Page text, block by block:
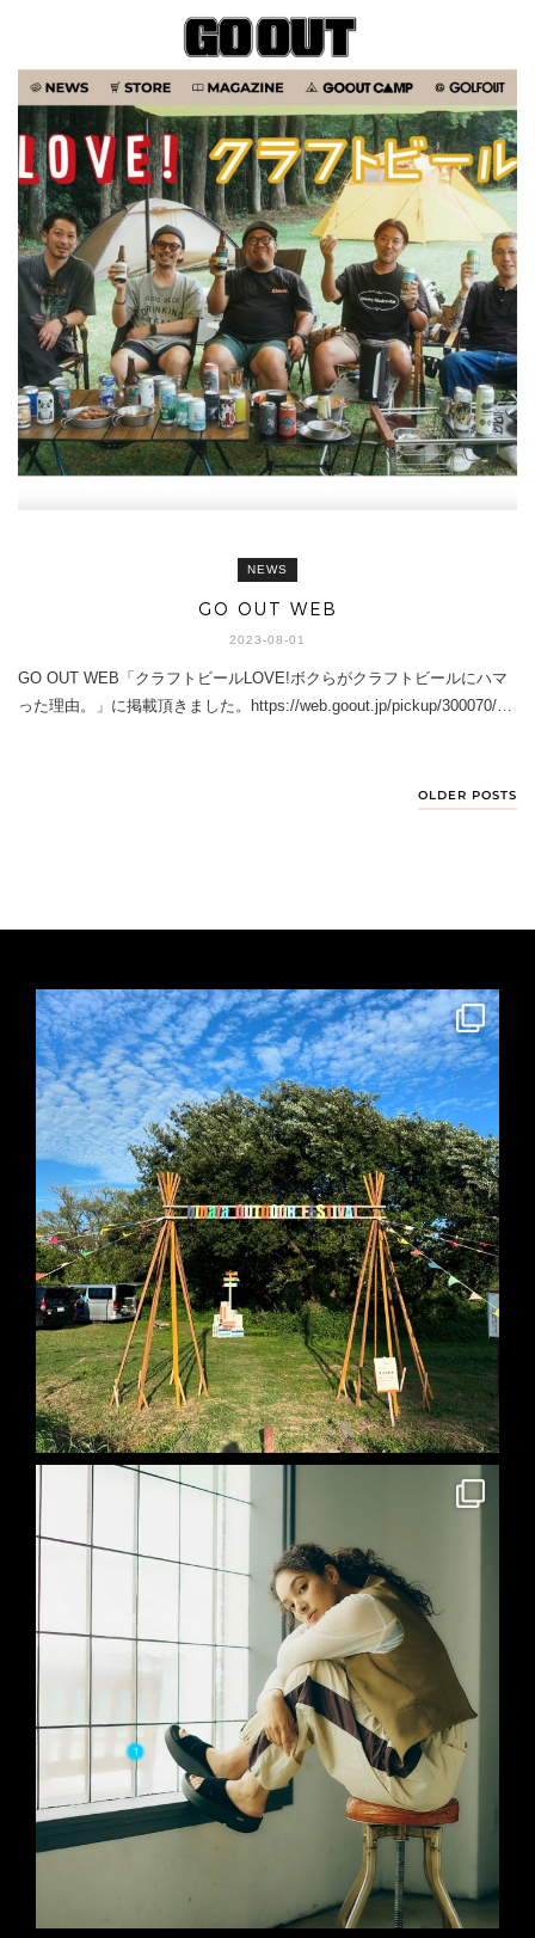
NEWS
GO OUT WEB
2023-08-01
GO OUT WEB「クラフトビールLOVE!ボクらがクラフトビールにハマ
った理由。」に掲載頂きました。https://web.goout.jp/pickup/300070/…
OLDER POSTS